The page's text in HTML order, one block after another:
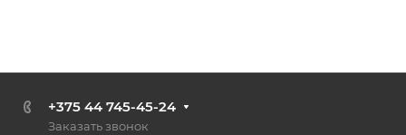
+375 44 745-45-24
Заказать звонок